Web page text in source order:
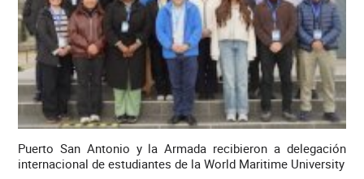
Puerto San Antonio y la Armada recibieron a delegación
internacional de estudiantes de la World Maritime University